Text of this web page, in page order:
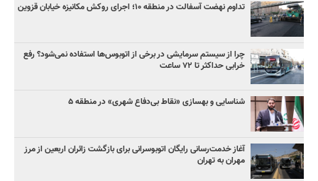
تداوم نهضت آسفالت در منطقه ۱۰؛ اجرای روکش مکانیزه خیابان قزوین
چرا از سیستم سرمایشی در برخی از اتوبوس‌ها استفاده نمی‌شود؟ رفع
خرابی حداکثر تا ۷۲ ساعت
شناسایی و بهسازی «نقاط بی‌دفاع شهری» در منطقه ۵
آغاز خدمت‌رسانی رایگان اتوبوسرانی برای بازگشت زائران اربعین از مرز
مهران به تهران